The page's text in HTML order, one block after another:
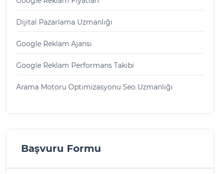
Dijital Pazarlama Uzmanlığı
Google Reklam Ajansı
Google Reklam Performans Takibi
Arama Motoru Optimizasyonu Seo Uzmanlığı
Başvuru Formu